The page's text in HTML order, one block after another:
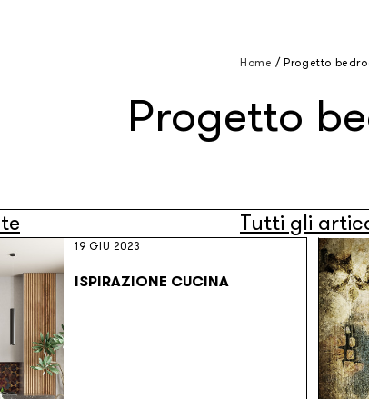
Home /Progetto
Progetto
Tutti gli
19 GIU 2023
ISPIRAZIONE CUCINA